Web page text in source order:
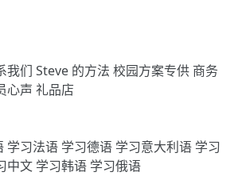
我们 Steve 的方法 校园方案专供 商务
心声 礼品店
学习法语 学习德语 学习意大利语 学习
中文 学习韩语 学习俄语